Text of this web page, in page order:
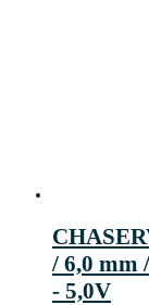
/ 6,0 mm
- 5,0V